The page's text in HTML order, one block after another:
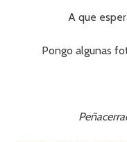
A que
Pongo algunas